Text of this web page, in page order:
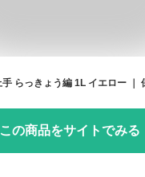
この商品をサイトでみる